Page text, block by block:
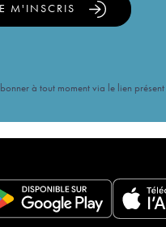
M'INSCRIS
à tout moment via le lien